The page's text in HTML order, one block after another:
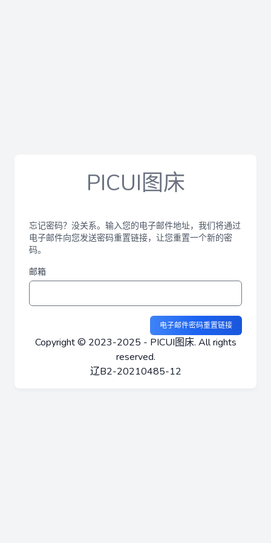
PICUI图床
忘记密码？没关系。输入您的电子邮件地址，我们将通过
电子邮件向您发送密码重置链接，让您重置一个新的密
码。
邮箱
电子邮件密码重置链接
Copyright © 2023-2025 - PICUI图床. All rights
reserved.
辽B2-20210485-12